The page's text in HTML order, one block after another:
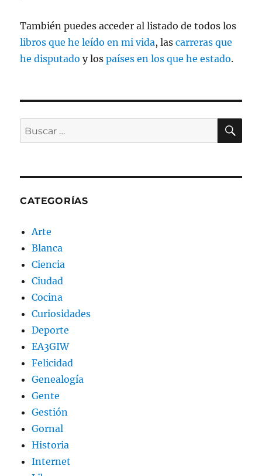
También puedes acceder al listado de todos los
libros que he leído en mi vida, lascarreras que
he disputado y lospaíses en los que he estado.
Buscar
por:
CATEGORÍAS
Arte
Blanca
Ciencia
Ciudad
Cocina
Curiosidades
Deporte
EA3GIW
Felicidad
Genealogía
Gente
Gestión
Gornal
Historia
Internet